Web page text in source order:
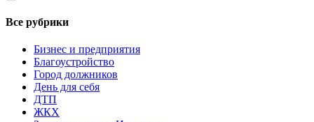
Все рубрики
Бизнес и предприятия
Благоустройство
Город должников
День для себя
ДТП
ЖКХ